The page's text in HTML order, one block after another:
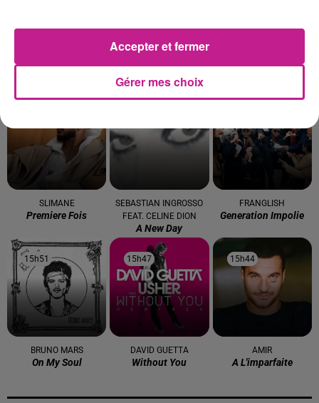
ALEX WARREN NAIKA
One Track Mind
SHAKIRA
SLIMANE
Premiere Fois
SEBASTIAN INGROSSO
FEAT. CELINE DION
A New Day
FRANGLISH
Generation Impolie
15h51
15h51
BRUNO MARS
On My Soul
15h47
15h47
DAVID GUETTA
Without You
15h44
15h44
AMIR
A L'imparfaite
Gérer mes choix
Accepter et fermer